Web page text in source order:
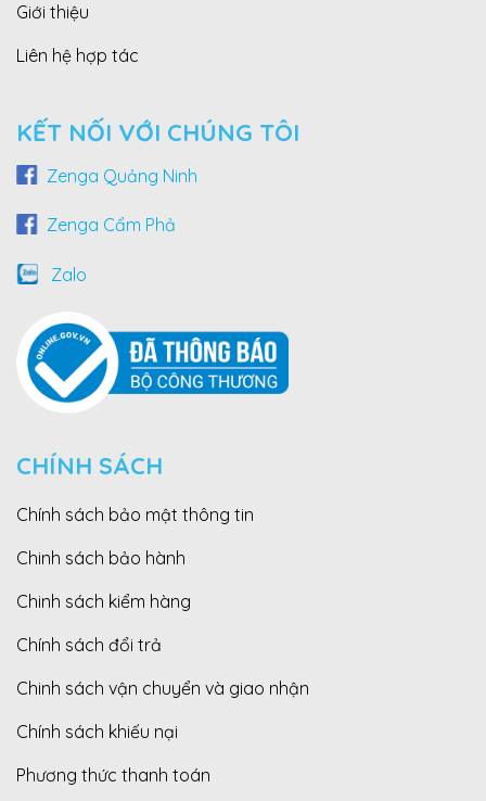
Giới thiệu
Liên hệ hợp tác
KẾT NỐI VỚI CHÚNG TÔI
Zenga Quảng Ninh
Zenga Cẩm Phả
Zalo
CHÍNH SÁCH
Chính sách bảo mật thông tin
Chinh sách bảo hành
Chinh sách kiểm hàng
Chính sách đổi trả
Chinh sách vận chuyển và giao nhận
Chính sách khiếu nại
Phương thức thanh toán